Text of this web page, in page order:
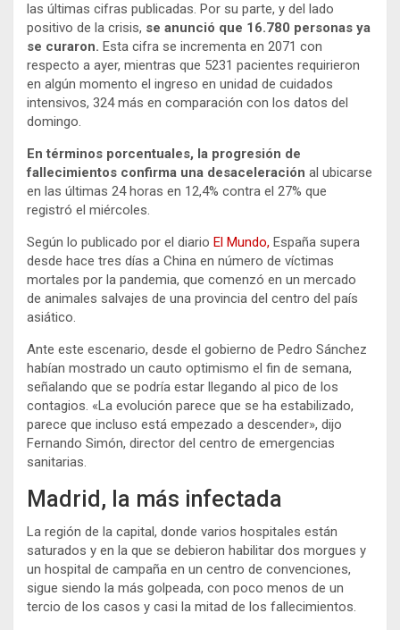
las últimas cifras publicadas. Por su parte, y del lado
positivo de la crisis, se anunció que 16.780 personas ya
se curaron. Esta cifra se incrementa en 2071 con
respecto a ayer, mientras que 5231 pacientes requirieron
en algún momento el ingreso en unidad de cuidados
intensivos, 324 más en comparación con los datos del
domingo.
En términos porcentuales, la progresión de
fallecimientos confirma una desaceleración al ubicarse
en las últimas 24 horas en 12,4% contra el 27% que
registró el miércoles.
Según lo publicado por el diario El Mundo, España supera
desde hace tres días a China en número de víctimas
mortales por la pandemia, que comenzó en un mercado
de animales salvajes de una provincia del centro del país
asiático.
Ante este escenario, desde el gobierno de Pedro Sánchez
habían mostrado un cauto optimismo el fin de semana,
señalando que se podría estar llegando al pico de los
contagios. «La evolución parece que se ha estabilizado,
parece que incluso está empezado a descender», dijo
Fernando Simón, director del centro de emergencias
sanitarias.
Madrid, la más infectada
La región de la capital, donde varios hospitales están
saturados y en la que se debieron habilitar dos morgues y
un hospital de campaña en un centro de convenciones,
sigue siendo la más golpeada, con poco menos de un
tercio de los casos y casi la mitad de los fallecimientos.